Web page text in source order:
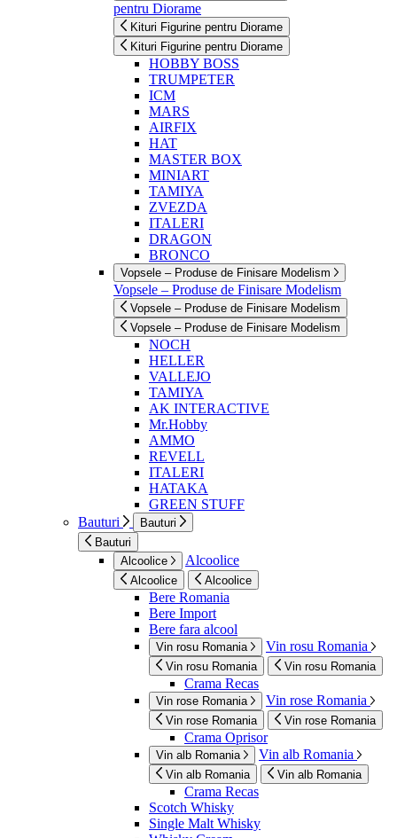
pentru Diorame
Kituri Figurine pentru Diorame
Kituri Figurine pentru Diorame
HOBBY BOSS
TRUMPETER
ICM
MARS
AIRFIX
HAT
MASTER BOX
MINIART
TAMIYA
ZVEZDA
ITALERI
DRAGON
BRONCO
Vopsele – Produse de Finisare Modelism
Vopsele – Produse de Finisare Modelism
Vopsele – Produse de Finisare Modelism
Vopsele – Produse de Finisare Modelism
NOCH
HELLER
VALLEJO
TAMIYA
AK INTERACTIVE
Mr.Hobby
AMMO
REVELL
ITALERI
HATAKA
GREEN STUFF
Bauturi
Bauturi
Bauturi
Alcoolice
Alcoolice
Alcoolice Alcoolice
Bere Romania
Bere Import
Bere fara alcool
Vin rosu Romania Vin rosu Romania
Vin rosu Romania Vin rosu Romania
Crama Recas
Vin rose Romania Vin rose Romania
Vin rose Romania Vin rose Romania
Crama Oprisor
Vin alb Romania Vin alb Romania
Vin alb Romania Vin alb Romania
Crama Recas
Scotch Whisky
Single Malt Whisky